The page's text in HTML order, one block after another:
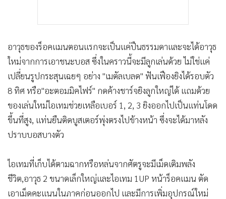
อาวุธของร็อคแมนตอนแรกจะเป็นแค่ปืนธรรมดาและจะได้อาวุธ
ใหม่จากการเอาชนะบอส ซึ่งในคราวนี้จะมีลูกเล่นด้วย ไม่ใช่แค่
เปลี่ยนรูปกระสุนเฉยๆ อย่าง "เมตัลเบลด" ฟันเฟืองยิงได้รอบตัว
8 ทิศ หรือ"อะตอมมิคไฟร์" กดค้างชาร์จยิงลูกใหญ่ได้ แถมด้วย
ของเล่นใหม่ไอเทมช่วยเหลือเบอร์ 1, 2, 3 ยิงออกไปเป็นแท่นโดด
ขึ้นที่สูง, แท่นยืนติดบูสเตอร์พุ่งตรงไปข้างหน้า ซึ่งจะได้มาหลัง
ปราบบอสบางตัว
ไอเทมที่เก็บได้ตามฉากหรือหล่นจากศัตรูจะมีเม็ดเติมพลัง
ชีวิต,อาวุธ 2 ขนาดเล็กใหญ่และไอเทม 1UP หน้าร็อคแมน ตัด
เอาเม็ดคะแนนในภาคก่อนออกไป และมีการเพิ่มอุปกรณ์ใหม่